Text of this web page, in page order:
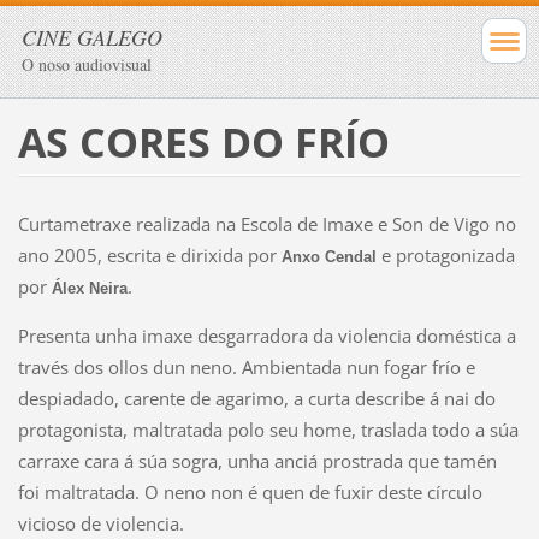
CINE GALEGO
O noso audiovisual
AS CORES DO FRÍO
Curtametraxe realizada na Escola de Imaxe e Son de Vigo no
ano 2005, escrita e dirixida porAnxo Cendal e protagonizada
por Álex Neira.
Presenta unha imaxe desgarradora da violencia doméstica a
través dos ollos dun neno. Ambientada nun fogar frío e
despiadado, carente de agarimo, a curta describe á nai do
protagonista, maltratada polo seu home, traslada todo a súa
carraxe cara á súa sogra, unha anciá prostrada que tamén
foi maltratada. O neno non é quen de fuxir deste círculo
vicioso de violencia.